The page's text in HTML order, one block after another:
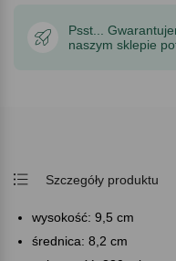
Psst...
naszym sklepie
Szczegóły produktu
wysokość: 9,5 cm
średnica: 8,2 cm